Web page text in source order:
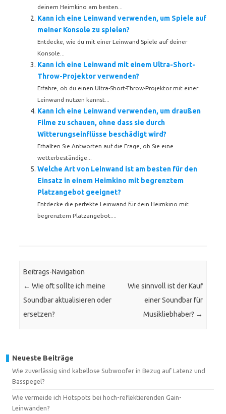
deinem Heimkino am besten...
Kann ich eine Leinwand verwenden, um Spiele auf
meiner Konsole zu spielen?
Entdecke, wie du mit einer Leinwand Spiele auf deiner
Konsole...
Kann ich eine Leinwand mit einem Ultra-Short-
Throw-Projektor verwenden?
Erfahre, ob du einen Ultra-Short-Throw-Projektor mit einer
Leinwand nutzen kannst...
Kann ich eine Leinwand verwenden, um draußen
Filme zu schauen, ohne dass sie durch
Witterungseinflüsse beschädigt wird?
Erhalten Sie Antworten auf die Frage, ob Sie eine
wetterbeständige...
Welche Art von Leinwand ist am besten für den
Einsatz in einem Heimkino mit begrenztem
Platzangebot geeignet?
Entdecke die perfekte Leinwand für dein Heimkino mit
begrenztem Platzangebot....
Beitrags-Navigation
← Wie oft sollte ich meine
Soundbar aktualisieren oder
ersetzen?
Wie sinnvoll ist der Kauf
einer Soundbar für
Musikliebhaber? →
Neueste Beiträge
Wie zuverlässig sind kabellose Subwoofer in Bezug auf Latenz und
Basspegel?
Wie vermeide ich Hotspots bei hoch-reflektierenden Gain-
Leinwänden?